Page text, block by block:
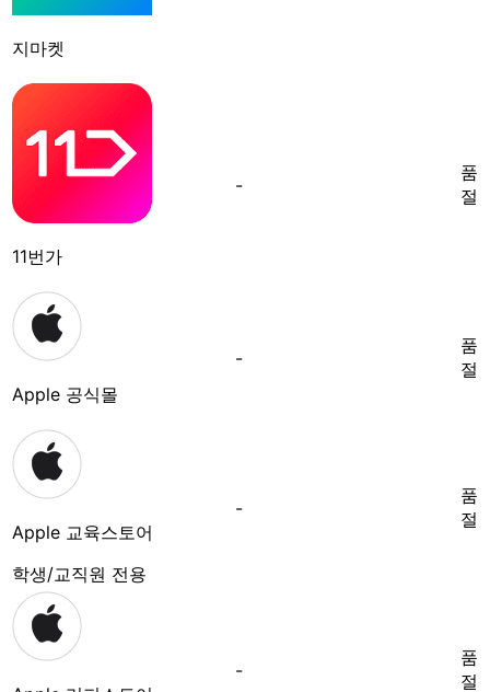
지마켓
11번가
-
품
절
Apple 공식몰
-
품
절
Apple 교육스토어
학생/교직원 전용
-
품
절
-
품
절